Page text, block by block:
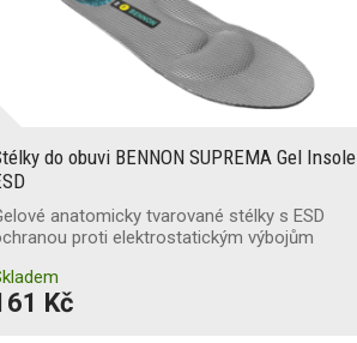
do obuvi BENNON SUPREMA Gel Insole
anatomicky tvarované stélky s ESD
proti elektrostatickým výbojům
Kč